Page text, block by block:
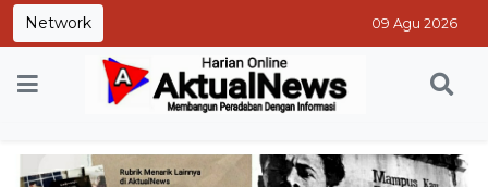
Network 09 Agu 2026